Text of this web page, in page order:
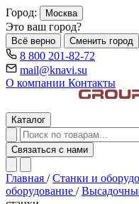
Город: Москва
Это ваш город?
Всё верно Сменить город
8 800 201-82-72
mail@knavi.su
О компании Контакты
Каталог
Связаться с нами
Главная / Станки и
оборудование /